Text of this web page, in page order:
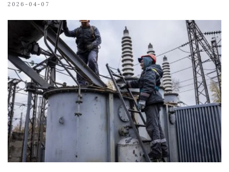
2026-04-07